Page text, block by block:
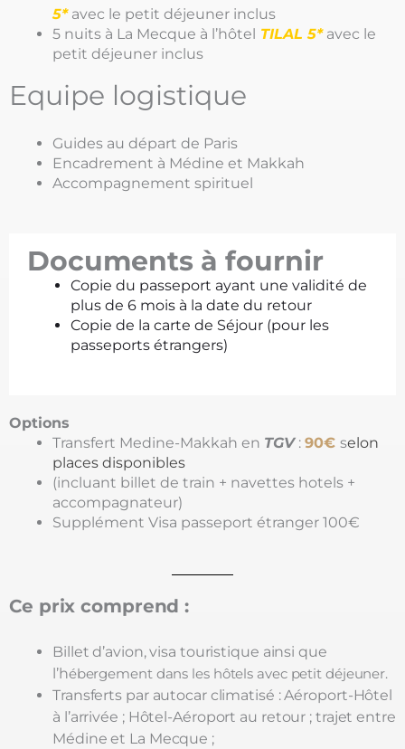
5*avec le petit déjeuner inclus
5 nuits à La Mecque à l’hôtel TILAL 5*avec le
petit déjeuner inclus
Equipe logistique
Guides au départ de Paris
Encadrement à Médine et Makkah
Accompagnement spirituel
Documents à fournir
Copie du passeport ayant une validité de
plus de 6 mois à la date du retour
Copie de la carte de Séjour (pour les
passeports étrangers)
Options
Transfert Medine-Makkah en TGV: 90€ selon
places disponibles
(incluant billet de train + navettes hotels +
accompagnateur)
Supplément Visa passeport étranger 100€
Ce prix comprend :
Billet d’avion, visa touristique ainsi que
l’hébergement dans les hôtels avec petit déjeuner.
Transferts par autocar climatisé : Aéroport-Hôtel
à l’arrivée ; Hôtel-Aéroport au retour ; trajet entre
Médine et La Mecque ;